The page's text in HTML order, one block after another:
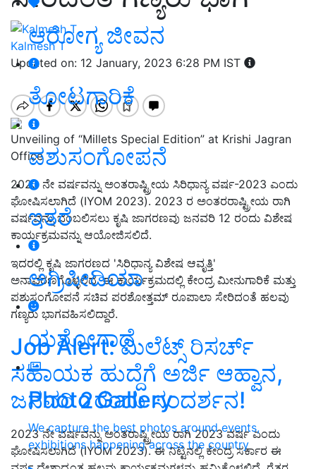
ಆರೋಗ್ಯ ಜೀವನ
ತೋಟಗಾರಿಕೆ
ಪಶುಸಂಗೋಪನೆ
ಇತರೆ
ಅಗ್ರಿಪೀಡಿಯಾ
ಯಶೋಗಾಥೆ
Photo Gallery
We capture the best photos around events,
exhibitions happening across the country
Kalmesh T
Updated on: 12 January, 2023 6:28 PM IST
Unveiling of “Millets Special Edition” at Krishi Jagran
Office
2023 ನೇ ವರ್ಷವನ್ನು ಅಂತರಾಷ್ಟ್ರೀಯ ಸಿರಿಧಾನ್ಯ ವರ್ಷ-2023 ಎಂದು
ಘೋಷಿಸಲಾಗಿದೆ (IYOM 2023). 2023 ರ ಅಂತರರಾಷ್ಟ್ರೀಯ ರಾಗಿ
ವರ್ಷವನ್ನು ಬೆಂಬಲಿಸಲು ಕೃಷಿ ಜಾಗರಣವು ಜನವರಿ 12 ರಂದು ವಿಶೇಷ
ಕಾರ್ಯಕ್ರಮವನ್ನು ಆಯೋಜಿಸಲಿದೆ.
ಇದರಲ್ಲಿ ಕೃಷಿ ಜಾಗರಣದ 'ಸಿರಿಧಾನ್ಯ ವಿಶೇಷ ಆವೃತ್ತಿ'
ಅನಾವರಣಗೊಳ್ಳಲಿದೆ. ಈ ಕಾರ್ಯಕ್ರಮದಲ್ಲಿ ಕೇಂದ್ರ ಮೀನುಗಾರಿಕೆ ಮತ್ತು
ಪಶುಸಂಗೋಪನೆ ಸಚಿವ ಪರಶೋತ್ತಮ್ ರೂಪಾಲಾ ಸೇರಿದಂತೆ ಹಲವು
ಗಣ್ಯರು ಭಾಗವಹಿಸಲಿದ್ದಾರೆ.
Job Alert: ಮಿಲೆಟ್ಸ್ ರಿಸರ್ಚ್
ಸಹಾಯಕ ಹುದ್ದೆಗೆ ಅರ್ಜಿ ಆಹ್ವಾನ,
ಜನವರಿ 2ರಂದು ಸಂದರ್ಶನ!
2023 ನೇ ವರ್ಷವನ್ನು ಅಂತರಾಷ್ಟ್ರೀಯ ರಾಗಿ 2023 ವರ್ಷ ಎಂದು
ಘೋಷಿಸಲಾಗಿದೆ (IYOM 2023). ಈ ನಿಟ್ಟಿನಲ್ಲಿ ಕೇಂದ್ರ ಸರ್ಕಾರ ಈ